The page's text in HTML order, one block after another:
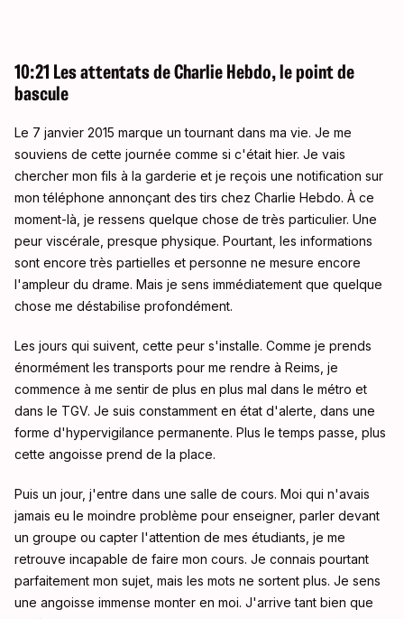
10:21 Les attentats de Charlie Hebdo, le point de
bascule
Le 7 janvier 2015 marque un tournant dans ma vie. Je me
souviens de cette journée comme si c'était hier. Je vais
chercher mon fils à la garderie et je reçois une notification sur
mon téléphone annonçant des tirs chez Charlie Hebdo. À ce
moment-là, je ressens quelque chose de très particulier. Une
peur viscérale, presque physique. Pourtant, les informations
sont encore très partielles et personne ne mesure encore
l'ampleur du drame. Mais je sens immédiatement que quelque
chose me déstabilise profondément.
Les jours qui suivent, cette peur s'installe. Comme je prends
énormément les transports pour me rendre à Reims, je
commence à me sentir de plus en plus mal dans le métro et
dans le TGV. Je suis constamment en état d'alerte, dans une
forme d'hypervigilance permanente. Plus le temps passe, plus
cette angoisse prend de la place.
Puis un jour, j'entre dans une salle de cours. Moi qui n'avais
jamais eu le moindre problème pour enseigner, parler devant
un groupe ou capter l'attention de mes étudiants, je me
retrouve incapable de faire mon cours. Je connais pourtant
parfaitement mon sujet, mais les mots ne sortent plus. Je sens
une angoisse immense monter en moi. J'arrive tant bien que